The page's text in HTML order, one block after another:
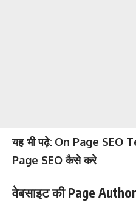
यह भी पढ़े: On Page SEO
Page SEO कैसे करे
वेबसाइट की Page